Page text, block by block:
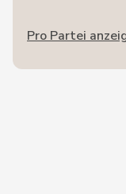
Pro Partei